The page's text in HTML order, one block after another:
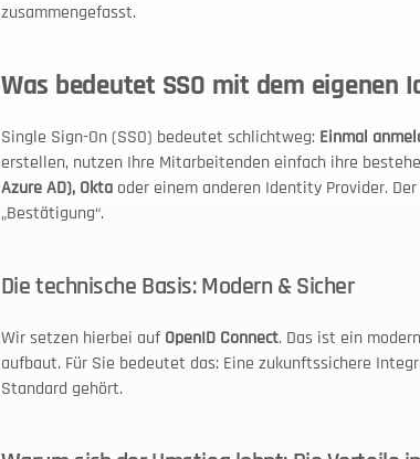
zusammengefasst.
Was bedeutet SSO mit dem eigenen
Single Sign-On (SSO) bedeutet schlichtweg: Einmal
erstellen, nutzen Ihre Mitarbeitenden einfach ihre
Azure AD), Okta oder einem anderen Identity Provider.
„Bestätigung“.
Die technische Basis: Modern & Sicher
Wir setzen hierbei auf OpenID Connect. Das ist ein
aufbaut. Für Sie bedeutet das: Eine zukunftssichere
Standard gehört.